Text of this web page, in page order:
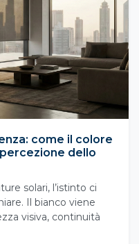
come il colore
dello
solari, l’istinto ci
Il bianco viene
visiva, continuità